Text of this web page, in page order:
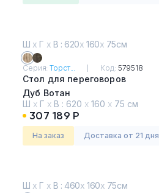
Ш х Г х В : 620х 160х 75см
Серия:Торст... Код: 579518
Стол для переговоров
Дуб Вотан
Ш х Г х В : 620 х 160 х 75 см
307 189 Р
На заказ Доставка от 21 дня
Ш х Г х В : 460х 160х 75см